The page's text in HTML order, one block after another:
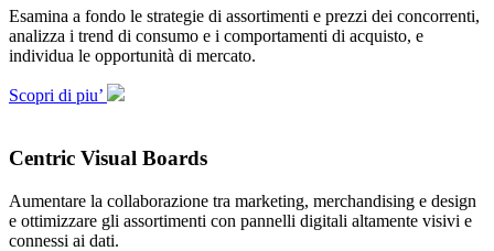
Esamina a fondo le strategie di assortimenti e prezzi dei concorrenti,
analizza i trend di consumo e i comportamenti di acquisto, e
individua le opportunità di mercato.
Scopri di piu’
Centric Visual Boards
Aumentare la collaborazione tra marketing, merchandising e design
e ottimizzare gli assortimenti con pannelli digitali altamente visivi e
connessi ai dati.